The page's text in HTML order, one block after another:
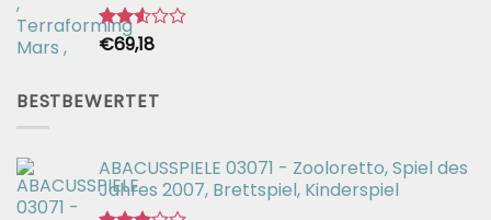
Bewertet
von 5
€69,18
BESTBEWERTET
ABACUSSPIELE 03071 - Zooloretto, Spiel des
Jahres 2007, Brettspiel, Kinderspiel